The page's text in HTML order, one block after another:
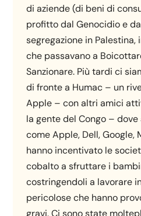
di aziende (di beni di
profitto dal Genocidio e
segregazione in
che passavano a
Sanzionare. Più tardi ci
di fronte a Humac – un
Apple – con altri amici
la gente del Congo –
come Apple, Dell, Google,
hanno incentivato le
cobalto a sfruttare i
costringendoli a lavorare
pericolose che hanno
gravi. Ci sono state